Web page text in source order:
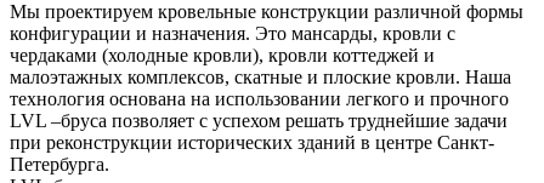
Мы проектируем кровельные конструкции различной формы
конфигурации и назначения. Это мансарды, кровли с
чердаками (холодные кровли), кровли коттеджей и
малоэтажных комплексов, скатные и плоские кровли. Наша
технология основана на использовании легкого и прочного
LVL –бруса позволяет с успехом решать труднейшие задачи
при реконструкции исторических зданий в центре Санкт-
Петербурга.